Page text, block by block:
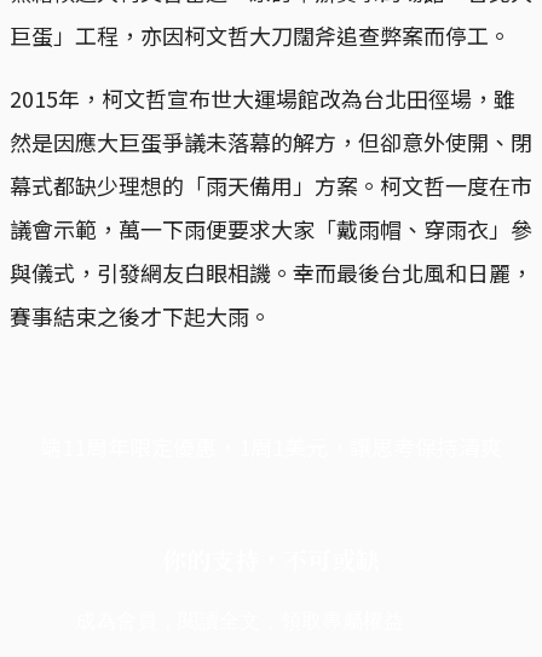
巨蛋」工程，亦因柯文哲大刀闊斧追查弊案而停工。
2015年，柯文哲宣布世大運場館改為台北田徑場，雖
然是因應大巨蛋爭議未落幕的解方，但卻意外使開、閉
幕式都缺少理想的「雨天備用」方案。柯文哲一度在市
議會示範，萬一下雨便要求大家「戴雨帽、穿雨衣」參
與儀式，引發網友白眼相譏。幸而最後台北風和日麗，
賽事結束之後才下起大雨。